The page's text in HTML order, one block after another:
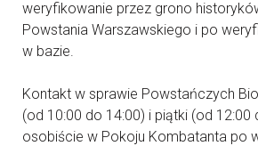
weryfikowanie przez grono
Powstania Warszawskiego i po
w bazie.
Kontakt w sprawie Powstańczych
(od 10:00 do 14:00) i piątki (od 12:00
osobiście w Pokoju Kombatanta po